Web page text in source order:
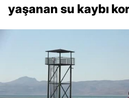
yaşanan su kaybı